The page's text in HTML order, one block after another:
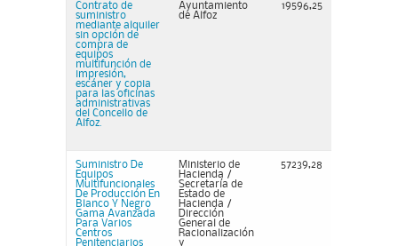
Contrato de
suministro
mediante alquiler
sin opción de
compra de
equipos
multifunción de
impresión,
escáner y copia
para las oficinas
administrativas
del Concello de
Alfoz.
Ayuntamiento
de Alfoz
19596,25
Suministro De
Equipos
Multifuncionales
De Producción En
Blanco Y Negro
Gama Avanzada
Para Varios
Centros
Penitenciarios
Ministerio de
Hacienda /
Secretaría de
Estado de
Hacienda /
Dirección
General de
Racionalización
y
57239,28